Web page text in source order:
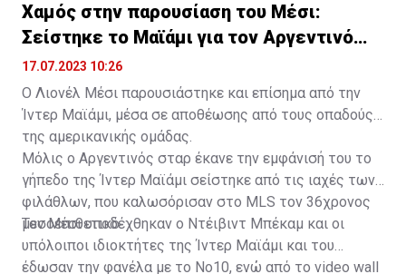
Χαμός στην παρουσίαση του Μέσι:
Σείστηκε το Μαϊάμι για τον Αργεντινό
σταρ
17.07.2023 10:26
Ο Λιονέλ Μέσι παρουσιάστηκε και επίσημα από την
Ίντερ Μαϊάμι, μέσα σε αποθέωσης από τους οπαδούς
της αμερικανικής ομάδας.
Μόλις ο Αργεντινός σταρ έκανε την εμφάνισή του το
γήπεδο της Ίντερ Μαϊάμι σείστηκε από τις ιαχές των
φιλάθλων, που καλωσόρισαν στο MLS τον 36χρονος
μεσοεπιθετικό.
Τον Μέσι υποδέχθηκαν ο Ντέιβιντ Μπέκαμ και οι
υπόλοιποι ιδιοκτήτες της Ίντερ Μαϊάμι και του
έδωσαν την φανέλα με το Νο10, ενώ από το video wall